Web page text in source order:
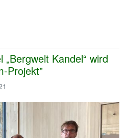
Kandel“ wird
Projekt"